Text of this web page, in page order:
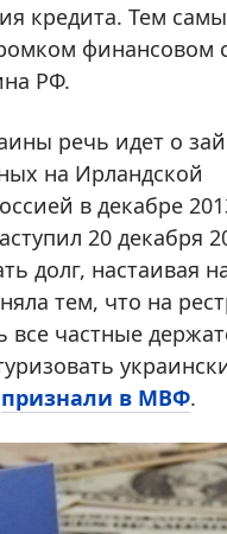
кредита. Тем
финансовом
РФ.
речь идет о
на Ирландской
в декабре
20 декабря
долг, настаивая
тем, что на
все частные
признали в МВФ.